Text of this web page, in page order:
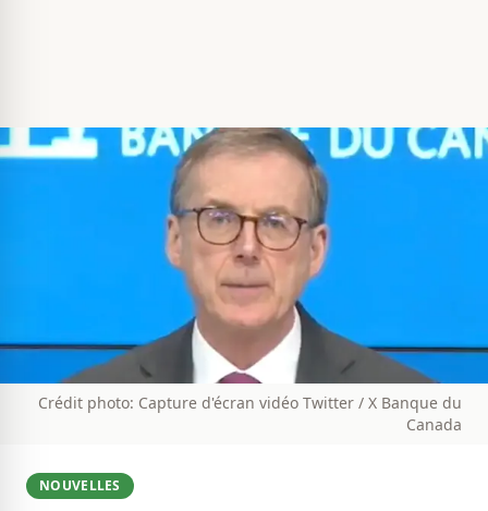
Crédit photo: Capture d'écran vidéo Twitter / X Banque du
Canada
NOUVELLES